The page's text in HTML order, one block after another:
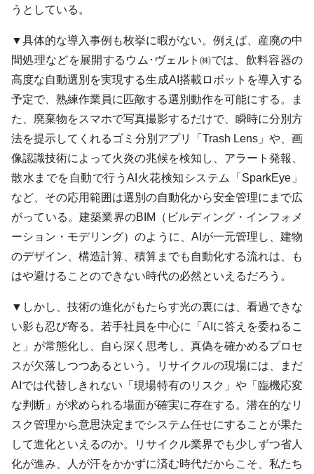
うとしている。
▼具体的な導入事例も枚挙に暇がない。例えば、産廃の中
間処理などを展開するウム･ヴェルト㈱では、飲料容器の
高度な自動選別を実現する生成AI搭載ロボットを導入する
予定で、熟練作業員に匹敵する選別動作を可能にする。ま
た、廃棄物をスマホで写真撮影するだけで、瞬時に分別方
法を提示してくれるゴミ分別アプリ「Trash Lens」や、画
像認識技術によって火炎の兆候を検知し、アラート発報、
散水までを自動で行うAI火花検知システム「SparkEye」
など、その応用範囲は選別の自動化から安全管理にまで広
がっている。建築業界のBIM（ビルディング・インフォメ
ーション・モデリング）のように、AIが一元管理し、建物
のデザイン、構造計算、積算までも自動化する流れは、も
はや避けることのできない時代の必然といえるだろう。
▼しかし、技術の進化がもたらす光の裏には、看過できな
い影も忍び寄る。若手社員を中心に「AIに答えを委ねるこ
と」が常態化し、自ら深く思考し、真偽を確かめるプロセ
スが欠落しつつあるという。リサイクルの現場には、まだ
AIでは代替しきれない「現場特有のリスク」や「臨機応変
な判断」が求められる場面が確実に存在する。潜在的なリ
スク管理から意思決定までシステム任せにすることが果た
して進化といえるのか。リサイクル業界でも少しずつ省人
化が進み、人が汗をかかずに済む時代だからこそ、私たち